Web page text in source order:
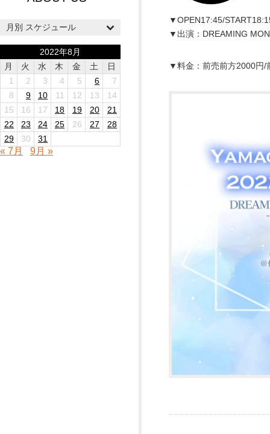
月別 スケジュール
2022年8月
月
火 水 木 金 土
日
1
2 3 4 5 6
7
8
9 10 11 12 13
14
15
16 17 18 19 20
21
22
23 24 25 26 27
28
29
30 31
« 7月 9月 »
▼OPEN17:45/
▼出演：DREAMING
▼料金：前売前方2000円/